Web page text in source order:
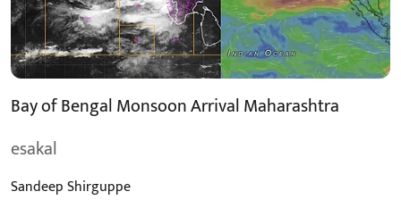
Bay of Bengal Monsoon Arrival Maharashtra
esakal
Sandeep Shirguppe